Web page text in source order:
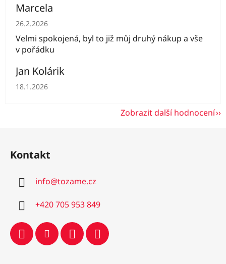
Marcela
Hodnocení obchodu je 5 z 5 hvězdiček.
26.2.2026
Velmi spokojená, byl to již můj druhý nákup a vše
v pořádku
Jan Kolárik
Hodnocení obchodu je 5 z 5 hvězdiček.
18.1.2026
Zobrazit další hodnocení
Kontakt
info@tozame.cz
+420 705 953 849